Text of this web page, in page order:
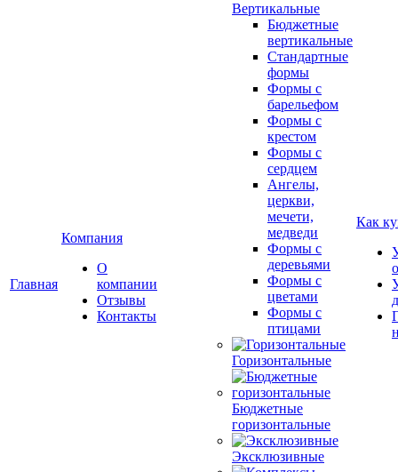
Главная
Компания
О
компании
Отзывы
Контакты
Вертикальные
Бюджетные
вертикальные
Стандартные
формы
Формы с
барельефом
Формы с
крестом
Формы с
сердцем
Ангелы,
церкви,
мечети,
медведи
Формы с
деревьями
Формы с
цветами
Формы с
птицами
Горизонтальные
Бюджетные
горизонтальные
Эксклюзивные
Как